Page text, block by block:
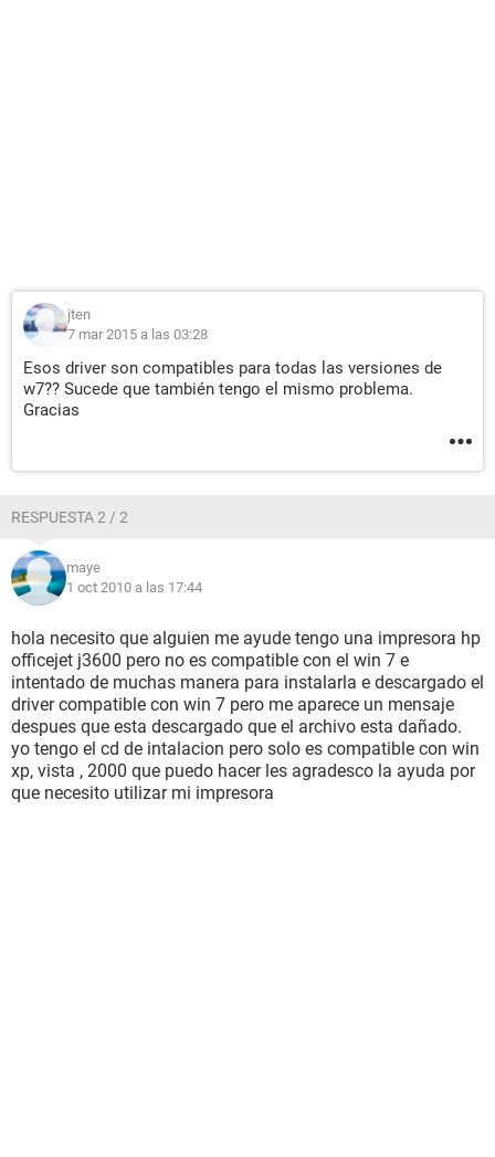
jten
7 mar 2015 a las 03:28
Esos driver son compatibles para todas las versiones de
w7?? Sucede que también tengo el mismo problema.
Gracias
RESPUESTA 2 / 2
maye
1 oct 2010 a las 17:44
hola necesito que alguien me ayude tengo una impresora hp
officejet j3600 pero no es compatible con el win 7 e
intentado de muchas manera para instalarla e descargado el
driver compatible con win 7 pero me aparece un mensaje
despues que esta descargado que el archivo esta dañado.
yo tengo el cd de intalacion pero solo es compatible con win
xp, vista , 2000 que puedo hacer les agradesco la ayuda por
que necesito utilizar mi impresora